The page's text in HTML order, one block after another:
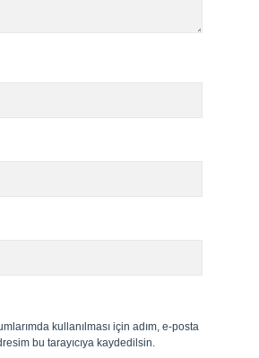
kullanılması için adım, e-posta
bu tarayıcıya kaydedilsin.